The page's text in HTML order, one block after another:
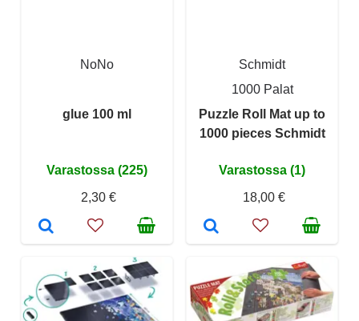
NoNo
glue 100 ml
Varastossa (225)
2,30 €
Schmidt
1000 Palat
Puzzle Roll Mat up to
1000 pieces Schmidt
Varastossa (1)
18,00 €